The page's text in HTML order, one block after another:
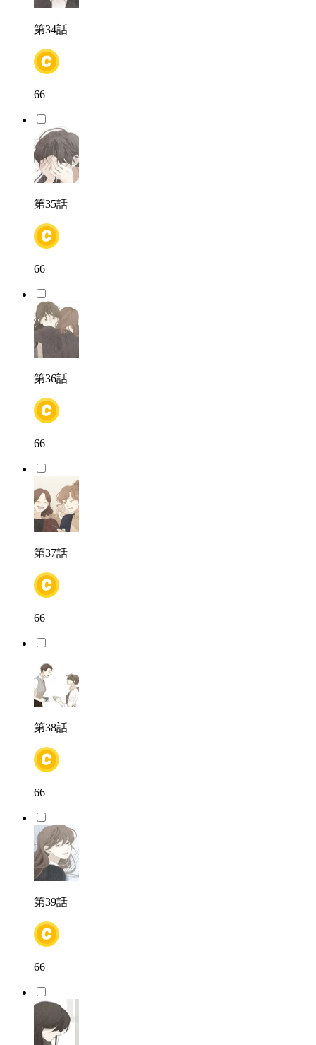
第34話
66
第35話
66
第36話
66
第37話
66
第38話
66
第39話
66